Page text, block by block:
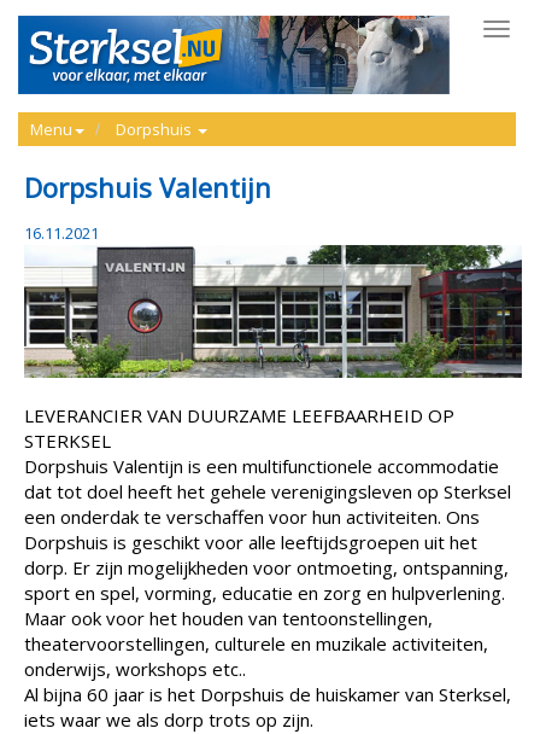
Menu Dorpshuis
Dorpshuis Valentijn
16.11.2021
LEVERANCIER VAN DUURZAME LEEFBAARHEID OP
STERKSEL
Dorpshuis Valentijn is een multifunctionele accommodatie
dat tot doel heeft het gehele verenigingsleven op Sterksel
een onderdak te verschaffen voor hun activiteiten. Ons
Dorpshuis is geschikt voor alle leeftijdsgroepen uit het
dorp. Er zijn mogelijkheden voor ontmoeting, ontspanning,
sport en spel, vorming, educatie en zorg en hulpverlening.
Maar ook voor het houden van tentoonstellingen,
theatervoorstellingen, culturele en muzikale activiteiten,
onderwijs, workshops etc..
Al bijna 60 jaar is het Dorpshuis de huiskamer van Sterksel,
iets waar we als dorp trots op zijn.